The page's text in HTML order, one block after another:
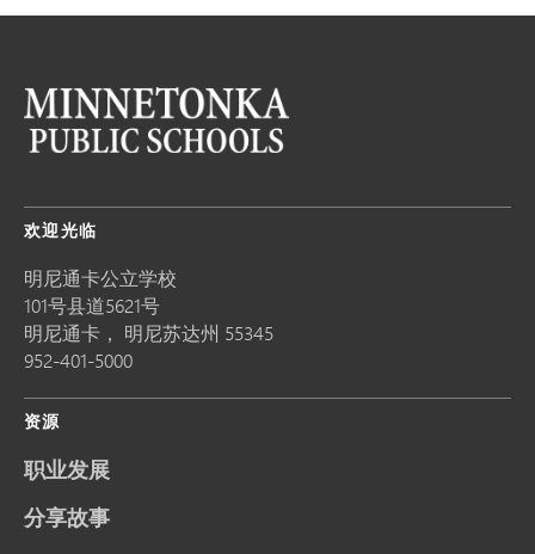
欢迎光临
明尼通卡公立学校
101号县道5621号
明尼通卡， 明尼苏达州 55345
952-401-5000
资源
职业发展
分享故事